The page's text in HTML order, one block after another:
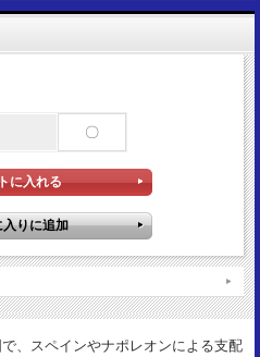
〇
、スペインやナポレオンによる支配